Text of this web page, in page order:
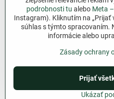
vďaka vám – ľuďom,
lásku k pôde​. Každý
pokračovať v tom, čo
záhradkárom zadarmo
©2026
Predvoľby súkromia
Podmienky
podrobnosti tu alebo Meta
Instagram). Kliknutím na „Prijať
súhlas s týmto spracovaním.
informácie alebo
Zásady ochrany
Ukázať
Prijať